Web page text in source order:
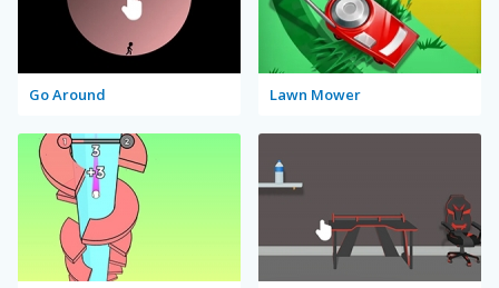
Go Around Lawn Mower